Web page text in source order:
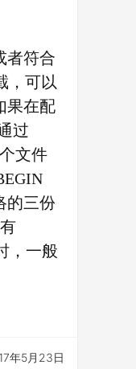
者符合
，可以
果在配
过
文件
的三份
，一般
年5月23日